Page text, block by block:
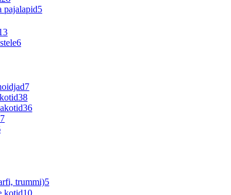
pajalapid5
6
7
38
36
trummi)5
kotid10